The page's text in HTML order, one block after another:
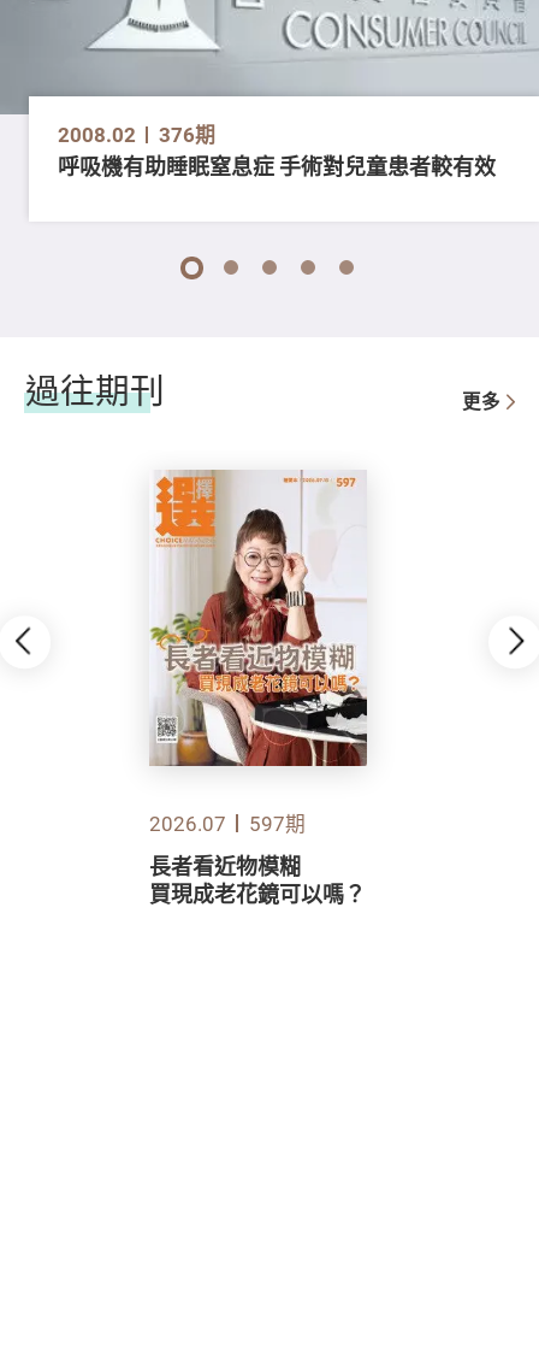
2008.02 376期
呼吸機有助睡眠窒息症 手術對兒童患者較有效
1 2 3 4 5
過往期刊 更多
2026.07 597期
長者看近物模糊
買現成老花鏡可以嗎？